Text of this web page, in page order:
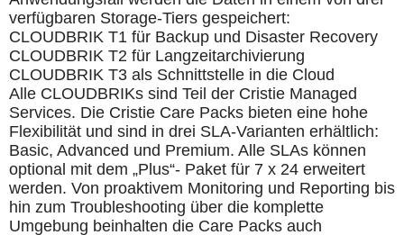
verfügbaren Storage-Tiers gespeichert:
CLOUDBRIK T1 für Backup und Disaster Recovery
CLOUDBRIK T2 für Langzeitarchivierung
CLOUDBRIK T3 als Schnittstelle in die Cloud
Alle CLOUDBRIKs sind Teil der Cristie Managed
Services. Die Cristie Care Packs bieten eine hohe
Flexibilität und sind in drei SLA-Varianten erhältlich:
Basic, Advanced und Premium. Alle SLAs können
optional mit dem „Plus“- Paket für 7 x 24 erweitert
werden. Von proaktivem Monitoring und Reporting bis
hin zum Troubleshooting über die komplette
Umgebung beinhalten die Care Packs auch